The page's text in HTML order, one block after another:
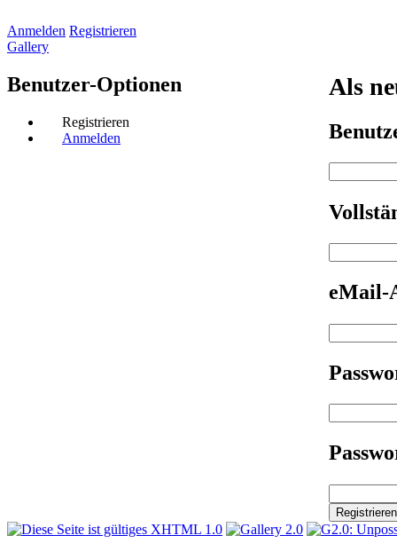
Anmelden Registrieren
Gallery
Benutzer-Optionen
Registrieren
Anmelden
Als
eMail-